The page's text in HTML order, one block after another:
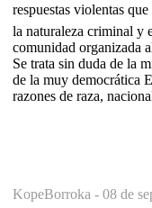
respuestas violentas que
la naturaleza criminal y
comunidad organizada
Se trata sin duda de la
de la muy democrática
razones de raza,
KopeBorroka - 08 de